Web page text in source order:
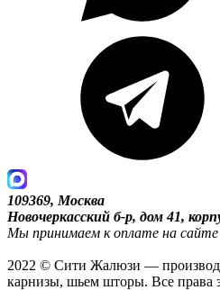
109369, Москва
Новочеркасский б-р, дом 41,
Мы принимаем к оплате на сайте
2022 © Сити Жалюзи —
карнизы, шьем шторы. Все права